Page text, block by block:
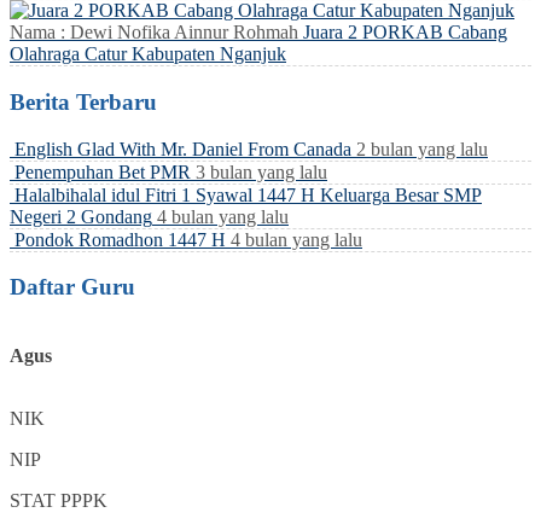
Nama : Dewi Nofika Ainnur Rohmah Juara 2 PORKAB Cabang
Olahraga Catur Kabupaten Nganjuk
Berita Terbaru
English Glad With Mr. Daniel From Canada 2 bulan yang lalu
Penempuhan Bet PMR 3 bulan yang lalu
Halalbihalal idul Fitri 1 Syawal 1447 H Keluarga Besar SMP
Negeri 2 Gondang 4 bulan yang lalu
Pondok Romadhon 1447 H 4 bulan yang lalu
Daftar Guru
Agus
NIK
NIP
STAT PPPK